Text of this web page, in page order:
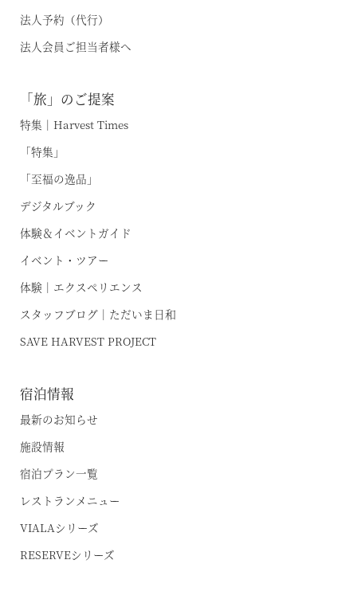
オンライン予約はこちら
法人予約（代行）
法人会員ご担当者様へ
「旅」のご提案
特集｜Harvest Times
「特集」
「至福の逸品」
デジタルブック
体験＆イベントガイド
イベント・ツアー
体験｜エクスペリエンス
スタッフブログ｜ただいま日和
SAVE HARVEST PROJECT
宿泊情報
最新のお知らせ
施設情報
宿泊プラン一覧
レストランメニュー
VIALAシリーズ
RESERVEシリーズ